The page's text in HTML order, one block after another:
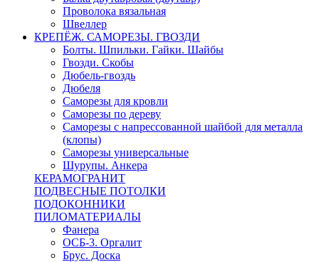
Проволока вязальная
Швеллер
КРЕПЁЖ. САМОРЕЗЫ. ГВОЗДИ
Болты. Шпильки. Гайки. Шайбы
Гвозди. Скобы
Дюбель-гвоздь
Дюбеля
Саморезы для кровли
Саморезы по дереву
Саморезы с напрессованной шайбой для металла
(клопы)
Саморезы универсальные
Шурупы. Анкера
КЕРАМОГРАНИТ
ПОДВЕСНЫЕ ПОТОЛКИ
ПОДОКОННИКИ
ПИЛОМАТЕРИАЛЫ
Фанера
ОСБ-3. Оргалит
Брус. Доска